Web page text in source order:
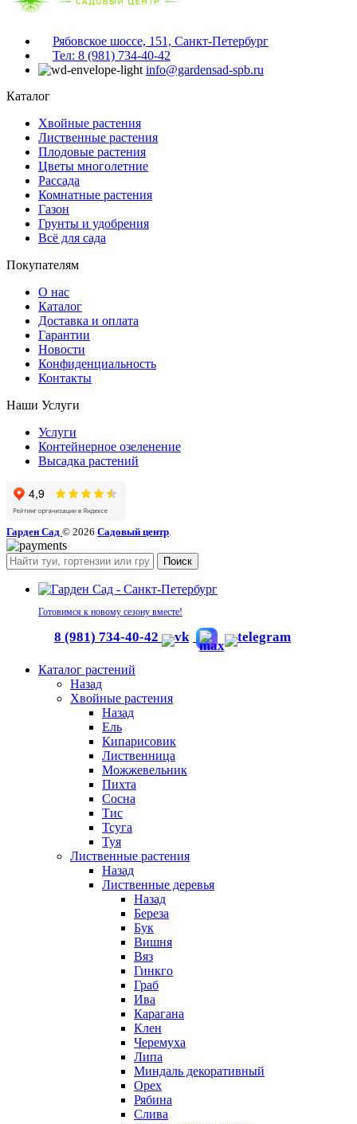
Рябовское шоссе, 151, Санкт-Петербург
Тел: 8 (981) 734-40-42
info@gardensad-spb.ru
Каталог
Хвойные растения
Лиственные растения
Плодовые растения
Цветы многолетние
Рассада
Комнатные растения
Газон
Грунты и удобрения
Всё для сада
Покупателям
О нас
Каталог
Доставка и оплата
Гарантии
Новости
Конфиденциальность
Контакты
Наши Услуги
Услуги
Контейнерное озеленение
Высадка растений
Гарден Сад © 2026 Садовый центр
Поиск
Готовимся к новому сезону вместе!
8 (981) 734-40-42
Каталог растений
Назад
Хвойные растения
Назад
Ель
Кипарисовик
Лиственница
Можжевельник
Пихта
Сосна
Тис
Тсуга
Туя
Лиственные растения
Назад
Лиственные деревья
Назад
Береза
Бук
Вишня
Вяз
Гинкго
Граб
Ива
Карагана
Клен
Черемуха
Липа
Миндаль декоративный
Орех
Рябина
Слива